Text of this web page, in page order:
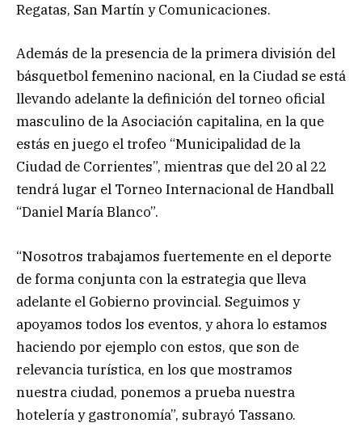
Regatas, San Martín y Comunicaciones.
Además de la presencia de la primera división del
básquetbol femenino nacional, en la Ciudad se está
llevando adelante la definición del torneo oficial
masculino de la Asociación capitalina, en la que
estás en juego el trofeo “Municipalidad de la
Ciudad de Corrientes”, mientras que del 20 al 22
tendrá lugar el Torneo Internacional de Handball
“Daniel María Blanco”.
“Nosotros trabajamos fuertemente en el deporte
de forma conjunta con la estrategia que lleva
adelante el Gobierno provincial. Seguimos y
apoyamos todos los eventos, y ahora lo estamos
haciendo por ejemplo con estos, que son de
relevancia turística, en los que mostramos
nuestra ciudad, ponemos a prueba nuestra
hotelería y gastronomía”, subrayó Tassano.